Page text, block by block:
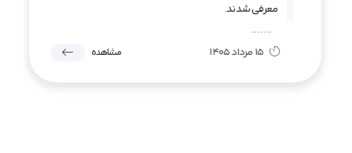
معرفی شدند.
۱۵ مرداد ۱۴۰۵ مشاهده